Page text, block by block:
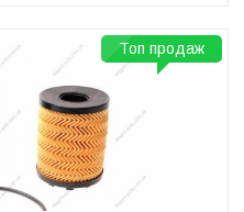
Топ продаж